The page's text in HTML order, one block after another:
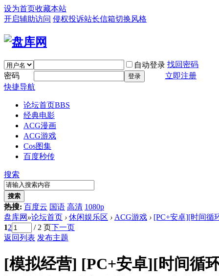
设为首页收藏本站
开启辅助访问 侵权投诉站长信箱切换风格
自动登录 找回密码
密码
登录
立即注册
快捷导航
论坛首页BBS
经典电影
ACG漫画
ACG游戏
Cos图集
百度秒传
搜索
搜索
热搜: 百度云 国语 高清 1080p
盘库网 »论坛首页 › 休闲娱乐区 › ACG游戏 › [PC+安卓][时间循
12 / 2 页下一页
返回列表 发布主题
[模拟经营] [PC+安卓][时间循